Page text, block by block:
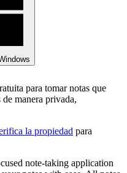
para tomar notas que
manera privada,
la propiedad para
note-taking application